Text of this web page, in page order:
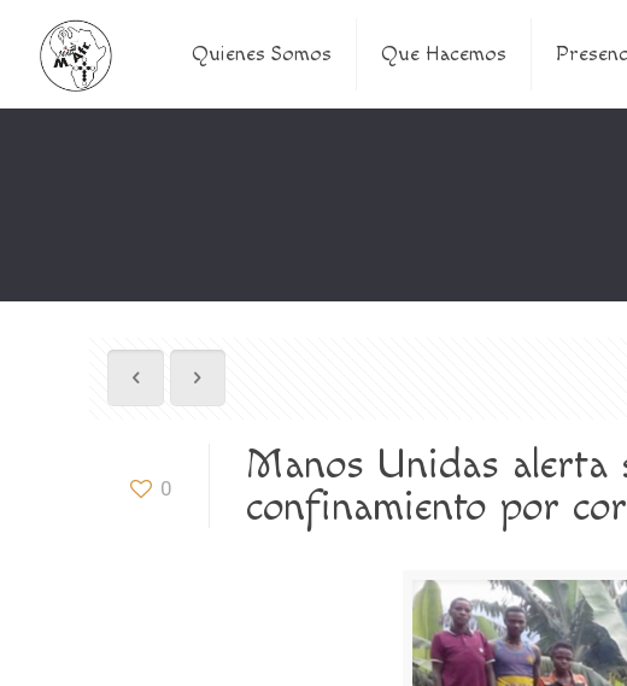
Quienes Somos Que Hacemos
0
Manos Unidas alerta
confinamiento por